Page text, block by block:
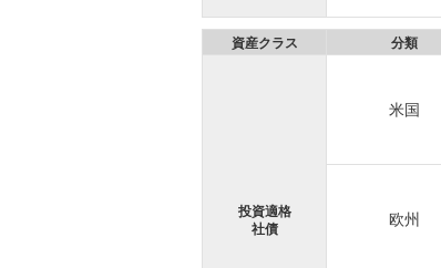
資産クラス 分類
投資適格
社債
米国
欧州